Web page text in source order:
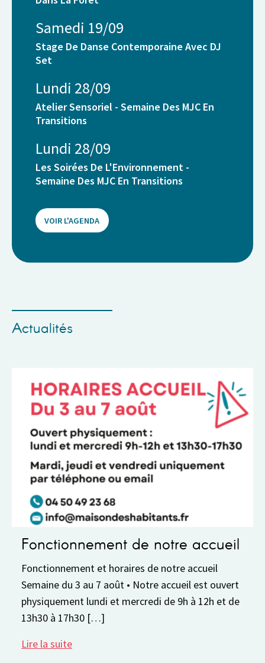
Samedi 19/09
Stage De Danse Contemporaine Avec DJ
Set
Lundi 28/09
Atelier Sensoriel - Semaine Des MJC En
Transitions
Lundi 28/09
Les Soirées De L'Environnement -
Semaine Des MJC En Transitions
VOIR L'AGENDA
Actualités
de notre accueil
et horaires de notre accueil
3 au 7 août • Notre accueil est ouvert
lundi et mercredi de 9h à 12h et de
[…]
Pause
La Maison
8 au 30 août.
réserver votre